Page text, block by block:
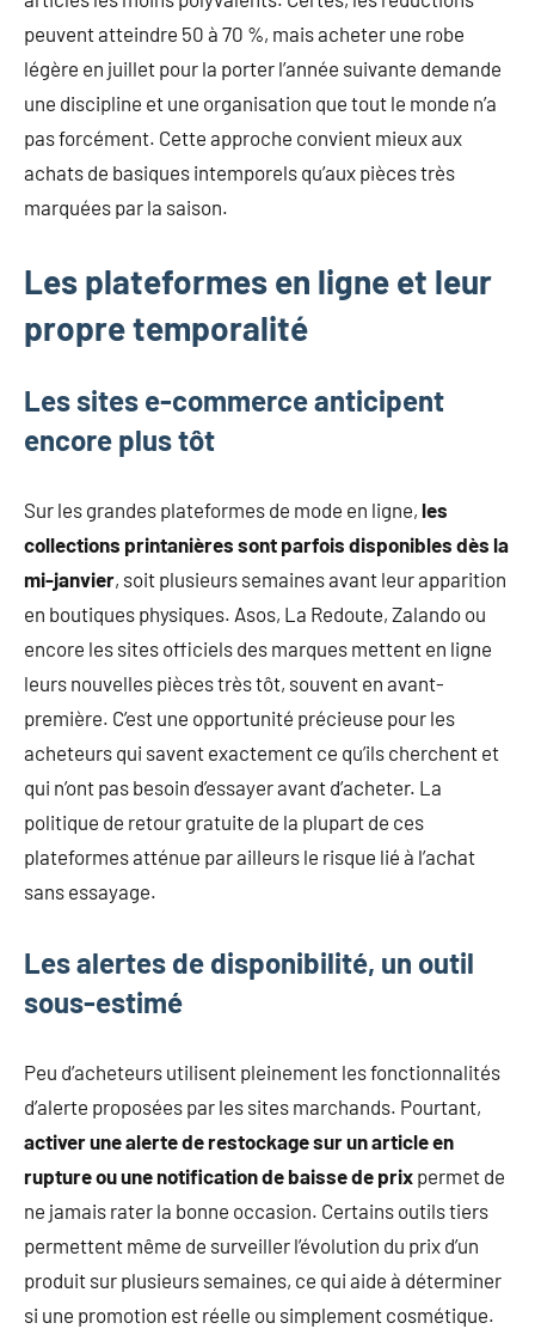
peuvent atteindre 50 à 70 %, mais acheter une robe
légère en juillet pour la porter l’année suivante demande
une discipline et une organisation que tout le monde n’a
pas forcément. Cette approche convient mieux aux
achats de basiques intemporels qu’aux pièces très
marquées par la saison.
Les plateformes en ligne et leur
propre temporalité
Les sites e-commerce anticipent
encore plus tôt
Sur les grandes plateformes de mode en ligne, les
collections printanières sont parfois disponibles dès la
mi-janvier, soit plusieurs semaines avant leur apparition
en boutiques physiques. Asos, La Redoute, Zalando ou
encore les sites officiels des marques mettent en ligne
leurs nouvelles pièces très tôt, souvent en avant-
première. C’est une opportunité précieuse pour les
acheteurs qui savent exactement ce qu’ils cherchent et
qui n’ont pas besoin d’essayer avant d’acheter. La
politique de retour gratuite de la plupart de ces
plateformes atténue par ailleurs le risque lié à l’achat
sans essayage.
Les alertes de disponibilité, un outil
sous-estimé
Peu d’acheteurs utilisent pleinement les fonctionnalités
d’alerte proposées par les sites marchands. Pourtant,
activer une alerte de restockage sur un article en
rupture ou une notification de baisse de prix permet de
ne jamais rater la bonne occasion. Certains outils tiers
permettent même de surveiller l’évolution du prix d’un
produit sur plusieurs semaines, ce qui aide à déterminer
si une promotion est réelle ou simplement cosmétique.